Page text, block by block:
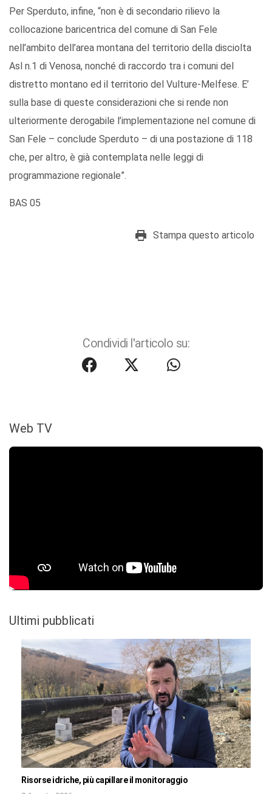
Per Sperduto, infine, “non è di secondario rilievo la
collocazione baricentrica del comune di San Fele
nell’ambito dell’area montana del territorio della disciolta
Asl n.1 di Venosa, nonché di raccordo tra i comuni del
distretto montano ed il territorio del Vulture-Melfese. E’
sulla base di queste considerazioni che si rende non
ulteriormente derogabile l’implementazione nel comune di
San Fele – conclude Sperduto – di una postazione di 118
che, per altro, è già contemplata nelle leggi di
programmazione regionale”.
BAS 05
Stampa questo articolo
Condividi l'articolo su:
Web TV
Ultimi pubblicati
Risorse idriche, più capillare il monitoraggio